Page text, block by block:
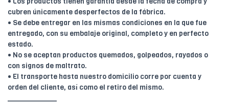
cubren únicamente desperfectos de la fábrica.
• Se debe entregar en las mismas condiciones en la que fue
entregado, con su embalaje original, completo y en perfecto
estado.
• No se aceptan productos quemados, golpeados, rayados o
con signos de maltrato.
• El transporte hasta nuestro domicilio corre por cuenta y
orden del cliente, así como el retiro del mismo.